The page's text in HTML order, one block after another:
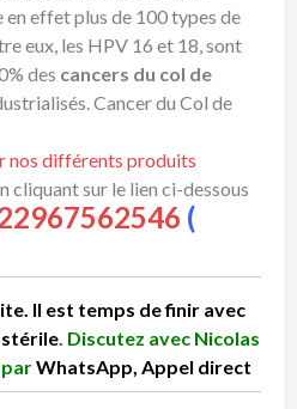
effet plus de 100 types de
eux, les HPV 16 et 18, sont
des cancers du col de
Cancer du Col de
nos différents produits
cliquant sur le lien ci-dessous
(
Il est temps de finir avec
. Discutez avec Nicolas
WhatsApp, Appel direct